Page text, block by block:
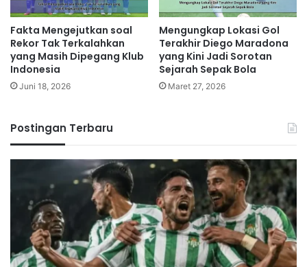
Fakta Mengejutkan soal
Rekor Tak Terkalahkan
yang Masih Dipegang Klub
Indonesia
Juni 18, 2026
Mengungkap Lokasi Gol
Terakhir Diego Maradona
yang Kini Jadi Sorotan
Sejarah Sepak Bola
Maret 27, 2026
Postingan Terbaru